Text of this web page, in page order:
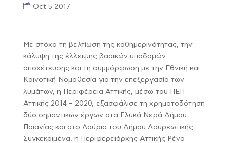
Oct 5 2017
Με στόχο τη βελτίωση της καθημερινότητας, την
κάλυψη της έλλειψης βασικών υποδομών
αποχέτευσης και τη συμμόρφωση με την Εθνική και
Κοινοτική Νομοθεσία για την επεξεργασία των
λυμάτων, η Περιφέρεια Αττικής, μέσω του ΠΕΠ
Αττικής 2014 – 2020, εξασφάλισε τη χρηματοδότηση
δύο σημαντικών έργων στα Γλυκά Νερά Δήμου
Παιανίας και στο Λαύριο του Δήμου Λαυρεωτικής.
Συγκεκριμένα, η Περιφερειάρχης Αττικής Ρένα